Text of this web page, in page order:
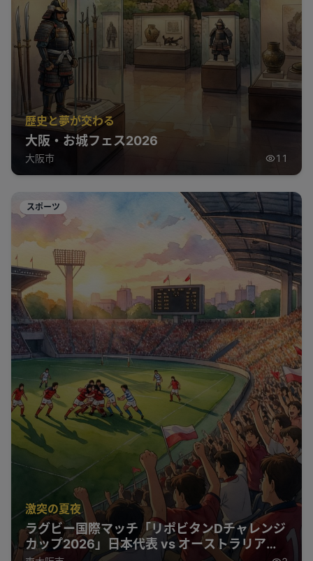
歴史と夢が交わる
大阪・お城フェス2026
大阪市 11
スポーツ
激突の夏夜
ラグビー国際マッチ「リポビタンDチャレンジ
カップ2026」日本代表 vs オーストラリア代